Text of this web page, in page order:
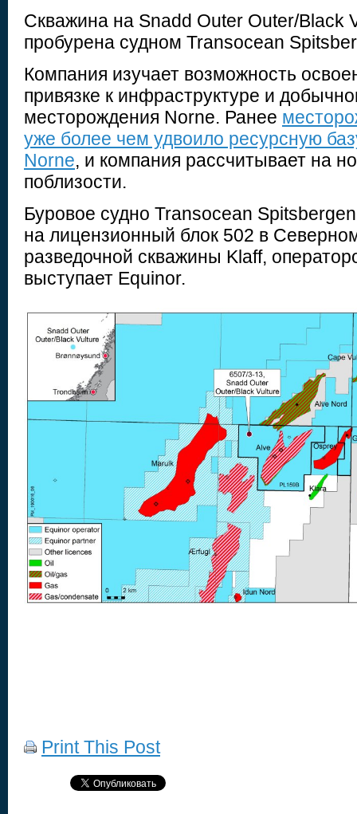
Скважина на Snadd Outer Outer/Black
пробурена судном Transocean
Компания изучает возможность
привязке к инфраструктуре и
месторождения Norne. Ранее
уже более чем удвоило ресурсную
Norne, и компания рассчитывает на
поблизости.
Буровое судно Transocean
на лицензионный блок 502 в
разведочной скважины Klaff,
выступает Equinor.
Print This Post